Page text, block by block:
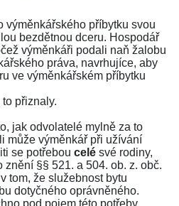
výměnkářského příbytku svou
bezdětnou dceru. Hospodář
výměnkáři podali naň žalobu
práva, navrhujíce, aby
ve výměnkářském příbytku
přiznaly.
jak odvolatelé mylně za to
může výměnkář při užívání
se potřebou celé své rodiny,
znění §§ 521. a 504. ob. z. obč.
tom, že služebnost bytu
dotyčného oprávněného.
pod pojem této potřeby